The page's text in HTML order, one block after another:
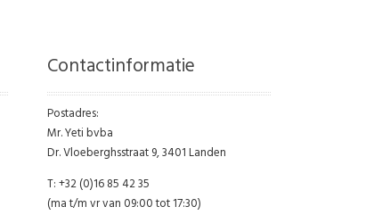
Contactinformatie
Postadres:
Mr. Yeti bvba
Dr. Vloeberghsstraat 9, 3401 Landen
T: +32 (0)16 85 42 35
(ma t/m vr van 09:00 tot 17:30)